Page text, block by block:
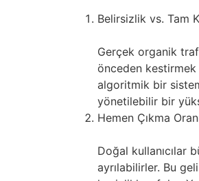
Belirsizlik vs. Tam
Gerçek organik
önceden kestirmek
algoritmik bir
yönetilebilir bir
Hemen Çıkma
Doğal kullanıcılar
ayrılabilirler. Bu